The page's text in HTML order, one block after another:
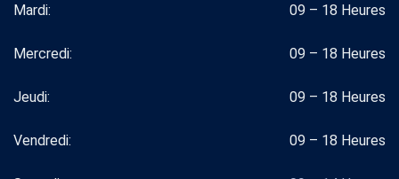
Mardi: 09 – 18 Heures
Mercredi: 09 – 18 Heures
Jeudi: 09 – 18 Heures
Vendredi: 09 – 18 Heures